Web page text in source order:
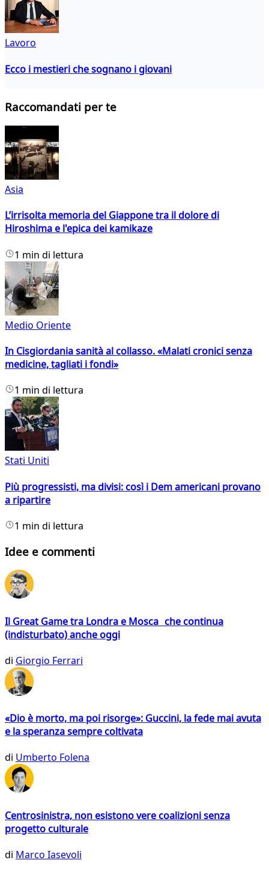
Lavoro
Ecco i mestieri che sognano i giovani
Raccomandati per te
Asia
L’irrisolta memoria del Giappone tra il dolore di
Hiroshima e l'epica dei kamikaze
1 min di lettura
Medio Oriente
In Cisgiordania sanità al collasso. «Malati cronici senza
medicine, tagliati i fondi»
1 min di lettura
Stati Uniti
Più progressisti, ma divisi: così i Dem americani provano
a ripartire
1 min di lettura
Idee e commenti
Il Great Game tra Londra e Mosca che continua
(indisturbato) anche oggi
di Giorgio Ferrari
«Dio è morto, ma poi risorge»: Guccini, la fede mai avuta
e la speranza sempre coltivata
di Umberto Folena
Centrosinistra, non esistono vere coalizioni senza
progetto culturale
di Marco Iasevoli